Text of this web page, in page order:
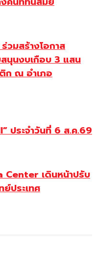
วมสร้างโอกาส
นุนงบเกือบ 3 แสน
ก ณ อำเภอ
ประจำวันที่ 6 ส.ค.69
Center เดินหน้าปรับ
ประเทศ